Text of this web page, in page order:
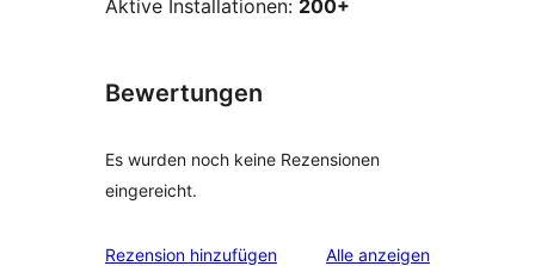
Aktive Installationen: 200+
Bewertungen
Es wurden noch keine Rezensionen
eingereicht.
Rezension hinzufügen Alle Rezensionen
anzeigen